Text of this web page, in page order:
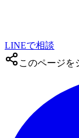
LINEで相談
このページを